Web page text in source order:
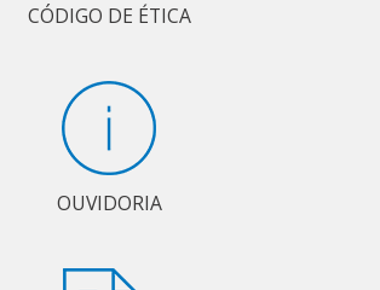
CÓDIGO DE ÉTICA
OUVIDORIA